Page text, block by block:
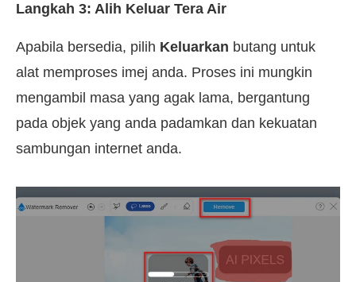
Langkah 3: Alih Keluar Tera Air
Apabila bersedia, pilih Keluarkan butang untuk
alat memproses imej anda. Proses ini mungkin
mengambil masa yang agak lama, bergantung
pada objek yang anda padamkan dan kekuatan
sambungan internet anda.